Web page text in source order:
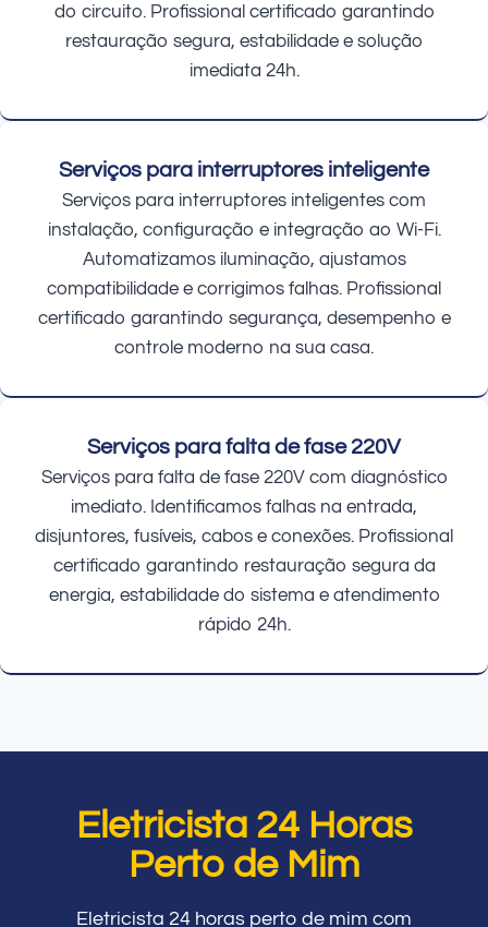
do circuito. Profissional certificado garantindo
restauração segura, estabilidade e solução
imediata 24h.
Serviços para interruptores inteligente
Serviços para interruptores inteligentes com
instalação, configuração e integração ao Wi-Fi.
Automatizamos iluminação, ajustamos
compatibilidade e corrigimos falhas. Profissional
certificado garantindo segurança, desempenho e
controle moderno na sua casa.
Serviços para falta de fase 220V
Serviços para falta de fase 220V com diagnóstico
imediato. Identificamos falhas na entrada,
disjuntores, fusíveis, cabos e conexões. Profissional
certificado garantindo restauração segura da
energia, estabilidade do sistema e atendimento
rápido 24h.
Eletricista 24 Horas
Perto de Mim
Eletricista 24 horas perto de mim com